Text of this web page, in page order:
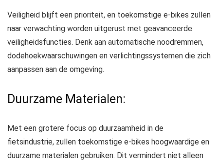
Veiligheid blijft een prioriteit, en toekomstige e-bikes zullen
naar verwachting worden uitgerust met geavanceerde
veiligheidsfuncties. Denk aan automatische noodremmen,
dodehoekwaarschuwingen en verlichtingssystemen die zich
aanpassen aan de omgeving.
Duurzame Materialen:
Met een grotere focus op duurzaamheid in de
fietsindustrie, zullen toekomstige e-bikes hoogwaardige en
duurzame materialen gebruiken. Dit vermindert niet alleen